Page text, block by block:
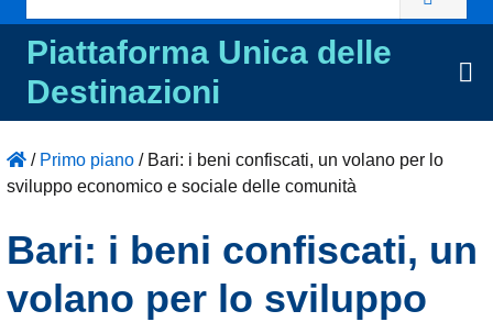
per:
Piattaforma Unica delle
Destinazioni
/ Primo piano / Bari: i beni confiscati, un volano per lo
sviluppo economico e sociale delle comunità
Bari: i beni confiscati, un
volano per lo sviluppo